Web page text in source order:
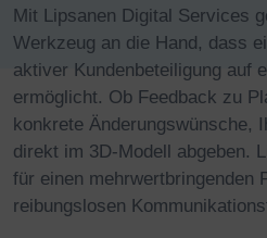
Mit Lipsanen Digital Services
Werkzeug an die Hand, dass
aktiver Kundenbeteiligung auf
ermöglicht. Ob Feedback zu
konkrete Änderungswünsche,
direkt im 3D-Modell abgeben.
für einen mehrwertbringenden
reibungslosen